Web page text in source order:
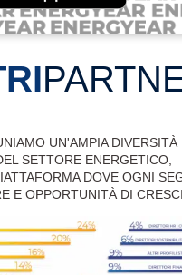
UN'AMPIA DIVERSITÀ
SETTORE ENERGETICO,
DOVE OGNI
E OPPORTUNITÀ DI